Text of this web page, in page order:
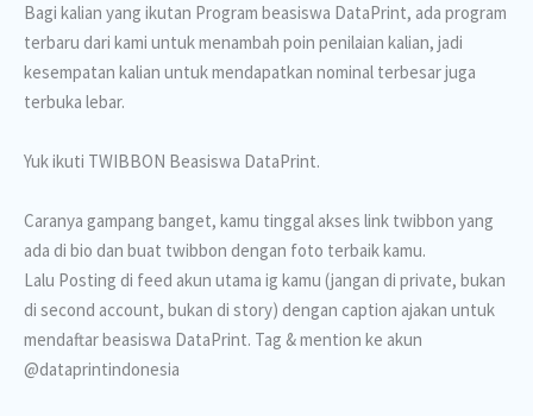
Bagi kalian yang ikutan Program beasiswa DataPrint, ada program
terbaru dari kami untuk menambah poin penilaian kalian, jadi
kesempatan kalian untuk mendapatkan nominal terbesar juga
terbuka lebar.
Yuk ikuti TWIBBON Beasiswa DataPrint.
Caranya gampang banget, kamu tinggal akses link twibbon yang
ada di bio dan buat twibbon dengan foto terbaik kamu.
Lalu Posting di feed akun utama ig kamu (jangan di private, bukan
di second account, bukan di story) dengan caption ajakan untuk
mendaftar beasiswa DataPrint. Tag & mention ke akun
@dataprintindonesia